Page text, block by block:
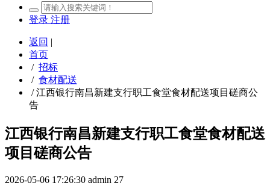
登录 注册
返回 |
首页
/ 招标
/ 食材配送
/江西银行南昌新建支行职工食堂食材配送项目磋商公
告
江西银行南昌新建支行职工食堂食材配送
项目磋商公告
2026-05-06 17:26:30 admin 27